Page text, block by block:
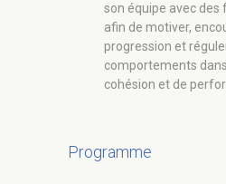
son équipe avec des
afin de motiver,
progression et
comportements
cohésion et de
Programme